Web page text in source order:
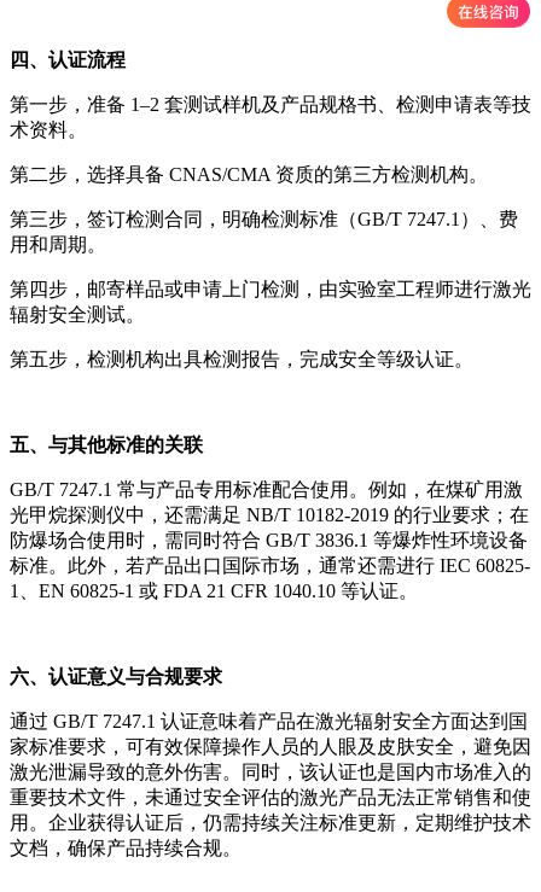
四、认证流程
第一步，准备 1–2 套测试样机及产品规格书、检测申请表等技
术资料。
第二步，选择具备 CNAS/CMA 资质的第三方检测机构。
第三步，签订检测合同，明确检测标准（GB/T 7247.1）、费
用和周期。
第四步，邮寄样品或申请上门检测，由实验室工程师进行激光
辐射安全测试。
第五步，检测机构出具检测报告，完成安全等级认证。
五、与其他标准的关联
GB/T 7247.1 常与产品专用标准配合使用。例如，在煤矿用激
光甲烷探测仪中，还需满足 NB/T 10182-2019 的行业要求；在
防爆场合使用时，需同时符合 GB/T 3836.1 等爆炸性环境设备
标准。此外，若产品出口国际市场，通常还需进行 IEC 60825-
1、EN 60825-1 或 FDA 21 CFR 1040.10 等认证。
六、认证意义与合规要求
通过 GB/T 7247.1 认证意味着产品在激光辐射安全方面达到国
家标准要求，可有效保障操作人员的人眼及皮肤安全，避免因
激光泄漏导致的意外伤害。同时，该认证也是国内市场准入的
重要技术文件，未通过安全评估的激光产品无法正常销售和使
用。企业获得认证后，仍需持续关注标准更新，定期维护技术
文档，确保产品持续合规。